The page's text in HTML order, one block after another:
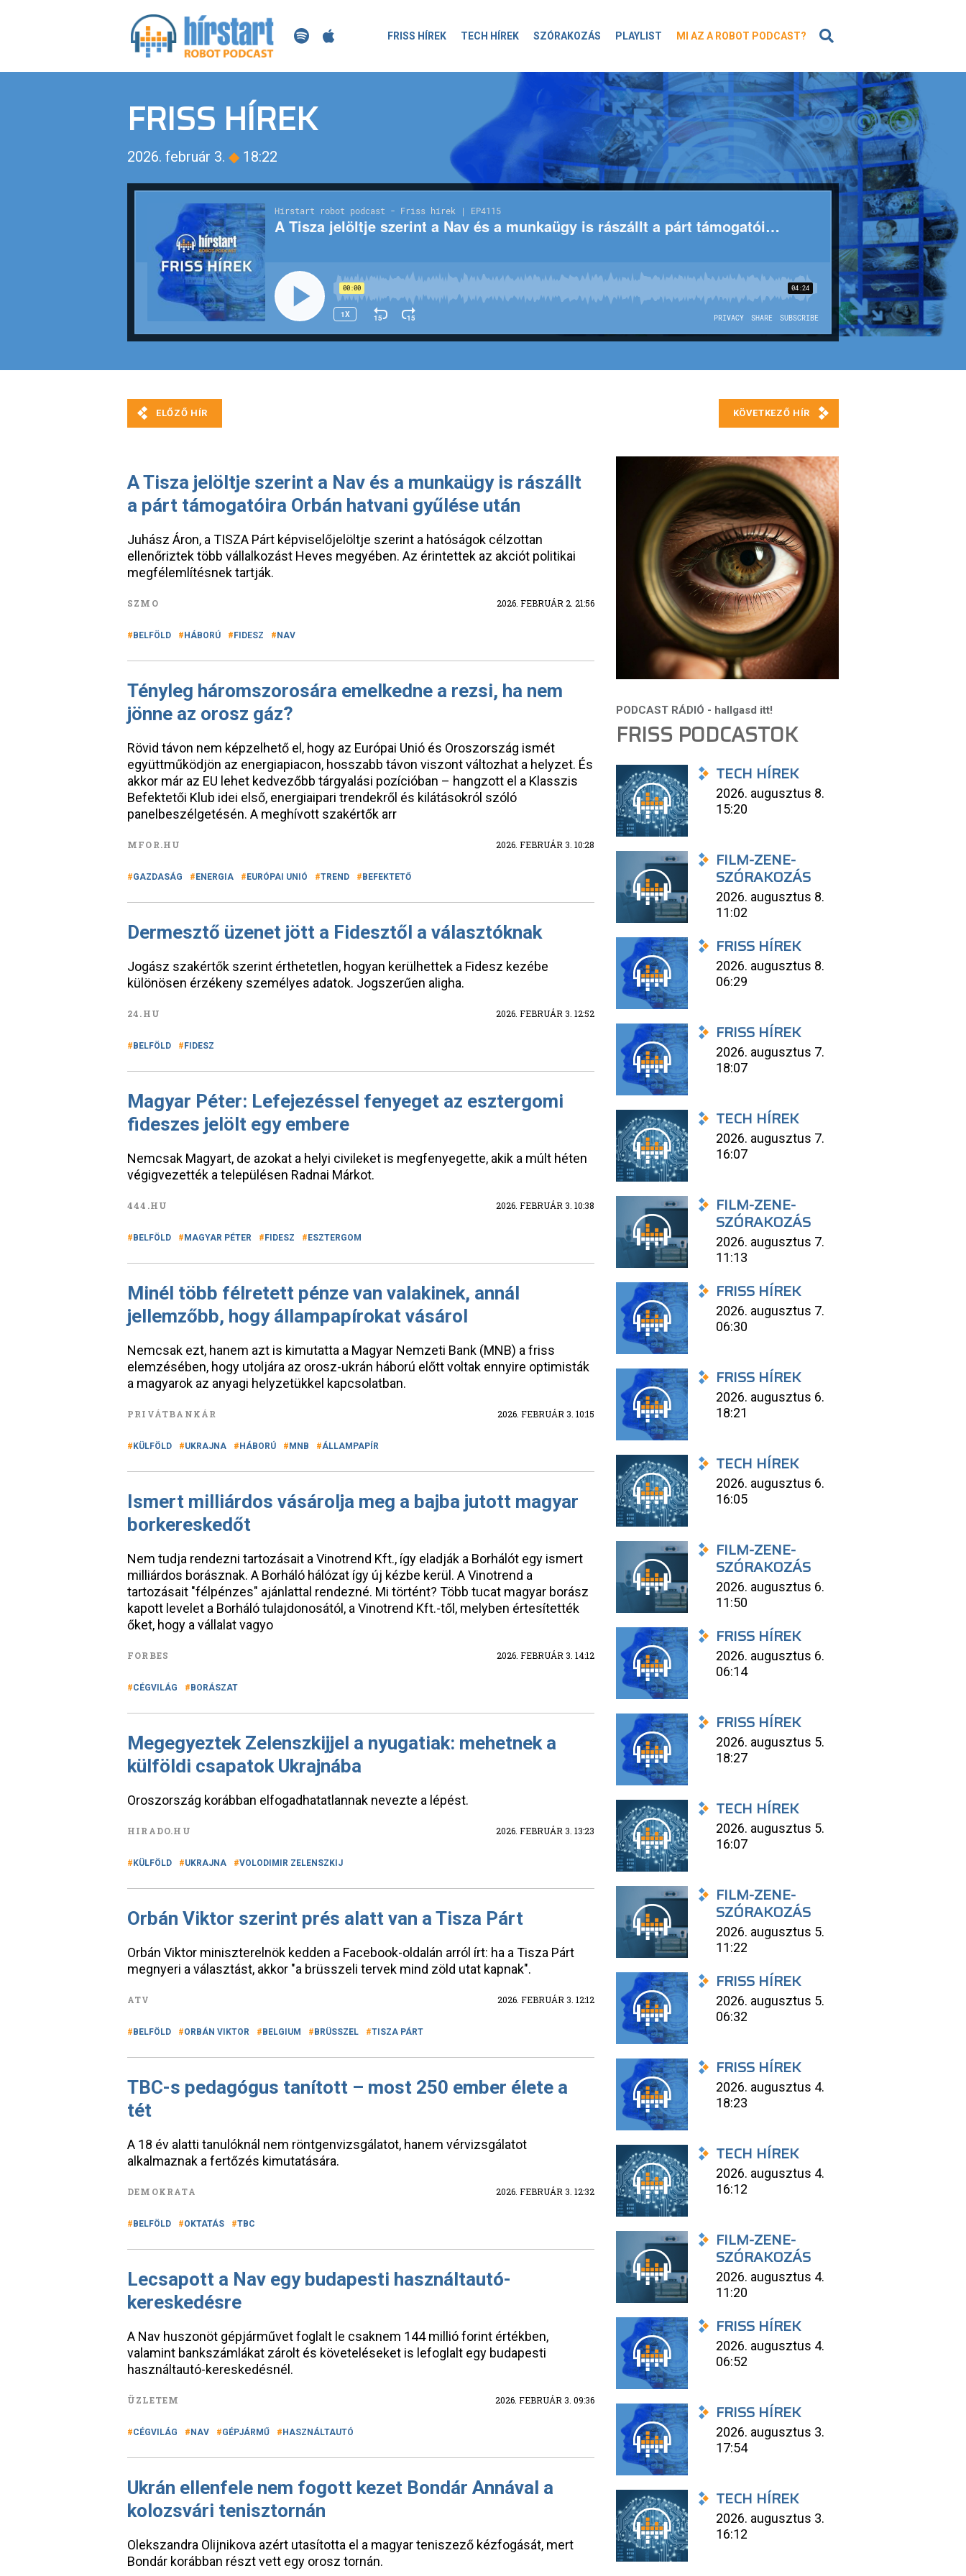
FRISS HÍREK TECH HÍREK SZÓRAKOZÁS PLAYLIST MI AZ A ROBOT PODCAST?
FRISS HÍREK
2026. február 3. ◆ 18:22
A Tisza jelöltje szerint a Nav és a munkaügy is rászállt
a párt támogatóira Orbán hatvani gyűlése után
Juhász Áron, a TISZA Párt képviselőjelöltje szerint a hatóságok célzottan
ellenőriztek több vállalkozást Heves megyében. Az érintettek az akciót politikai
megfélemlítésnek tartják.
SZMO 2026. FEBRUÁR 2. 21:56
BELFÖLD HÁBORÚ FIDESZ NAV
Tényleg háromszorosára emelkedne a rezsi, ha nem
jönne az orosz gáz?
Rövid távon nem képzelhető el, hogy az Európai Unió és Oroszország ismét
együttműködjön az energiapiacon, hosszabb távon viszont változhat a helyzet. És
akkor már az EU lehet kedvezőbb tárgyalási pozícióban – hangzott el a Klasszis
Befektetői Klub idei első, energiaipari trendekről és kilátásokról szóló
panelbeszélgetésén. A meghívott szakértők arr
MFOR.HU 2026. FEBRUÁR 3. 10:28
GAZDASÁG ENERGIA EURÓPAI UNIÓ TREND BEFEKTETŐ
Dermesztő üzenet jött a Fidesztől a választóknak
Jogász szakértők szerint érthetetlen, hogyan kerülhettek a Fidesz kezébe
különösen érzékeny személyes adatok. Jogszerűen aligha.
24.HU 2026. FEBRUÁR 3. 12:52
BELFÖLD FIDESZ
Magyar Péter: Lefejezéssel fenyeget az esztergomi
fideszes jelölt egy embere
Nemcsak Magyart, de azokat a helyi civileket is megfenyegette, akik a múlt héten
végigvezették a településen Radnai Márkot.
444.HU 2026. FEBRUÁR 3. 10:38
BELFÖLD MAGYAR PÉTER FIDESZ ESZTERGOM
Minél több félretett pénze van valakinek, annál
jellemzőbb, hogy állampapírokat vásárol
Nemcsak ezt, hanem azt is kimutatta a Magyar Nemzeti Bank (MNB) a friss
elemzésében, hogy utoljára az orosz-ukrán háború előtt voltak ennyire optimisták
a magyarok az anyagi helyzetükkel kapcsolatban.
PRIVÁTBANKÁR 2026. FEBRUÁR 3. 10:15
KÜLFÖLD UKRAJNA HÁBORÚ MNB ÁLLAMPAPÍR
Ismert milliárdos vásárolja meg a bajba jutott magyar
borkereskedőt
Nem tudja rendezni tartozásait a Vinotrend Kft., így eladják a Borhálót egy ismert
milliárdos borásznak. A Borháló hálózat így új kézbe kerül. A Vinotrend a
tartozásait "félpénzes" ajánlattal rendezné. Mi történt? Több tucat magyar borász
kapott levelet a Borháló tulajdonosától, a Vinotrend Kft.-től, melyben értesítették
őket, hogy a vállalat vagyo
FORBES 2026. FEBRUÁR 3. 14:12
CÉGVILÁG BORÁSZAT
Megegyeztek Zelenszkijjel a nyugatiak: mehetnek a
külföldi csapatok Ukrajnába
Oroszország korábban elfogadhatatlannak nevezte a lépést.
HIRADO.HU 2026. FEBRUÁR 3. 13:23
KÜLFÖLD UKRAJNA VOLODIMIR ZELENSZKIJ
Orbán Viktor szerint prés alatt van a Tisza Párt
Orbán Viktor miniszterelnök kedden a Facebook-oldalán arról írt: ha a Tisza Párt
megnyeri a választást, akkor "a brüsszeli tervek mind zöld utat kapnak".
ATV 2026. FEBRUÁR 3. 12:12
BELFÖLD ORBÁN VIKTOR BELGIUM BRÜSSZEL TISZA PÁRT
TBC-s pedagógus tanított – most 250 ember élete a
tét
A 18 év alatti tanulóknál nem röntgenvizsgálatot, hanem vérvizsgálatot
alkalmaznak a fertőzés kimutatására.
DEMOKRATA 2026. FEBRUÁR 3. 12:32
BELFÖLD OKTATÁS TBC
Lecsapott a Nav egy budapesti használtautó-
kereskedésre
A Nav huszonöt gépjárművet foglalt le csaknem 144 millió forint értékben,
valamint bankszámlákat zárolt és követeléseket is lefoglalt egy budapesti
használtautó-kereskedésnél.
ÜZLETEM 2026. FEBRUÁR 3. 09:36
CÉGVILÁG NAV GÉPJÁRMŰ HASZNÁLTAUTÓ
Ukrán ellenfele nem fogott kezet Bondár Annával a
kolozsvári tenisztornán
Olekszandra Olijnikova azért utasította el a magyar teniszező kézfogását, mert
Bondár korábban részt vett egy orosz tornán.
FRISS PODCASTOK
TECH HÍREK
2026. augusztus 8.
15:20
FILM-ZENE-
SZÓRAKOZÁS
2026. augusztus 8.
11:02
FRISS HÍREK
2026. augusztus 8.
06:29
FRISS HÍREK
2026. augusztus 7.
18:07
TECH HÍREK
2026. augusztus 7.
16:07
FILM-ZENE-
SZÓRAKOZÁS
2026. augusztus 7.
11:13
FRISS HÍREK
2026. augusztus 7.
06:30
FRISS HÍREK
2026. augusztus 6.
18:21
TECH HÍREK
2026. augusztus 6.
16:05
FILM-ZENE-
SZÓRAKOZÁS
2026. augusztus 6.
11:50
FRISS HÍREK
2026. augusztus 6.
06:14
FRISS HÍREK
2026. augusztus 5.
18:27
TECH HÍREK
2026. augusztus 5.
16:07
FILM-ZENE-
SZÓRAKOZÁS
2026. augusztus 5.
11:22
FRISS HÍREK
2026. augusztus 5.
06:32
FRISS HÍREK
2026. augusztus 4.
18:23
TECH HÍREK
2026. augusztus 4.
16:12
FILM-ZENE-
SZÓRAKOZÁS
2026. augusztus 4.
11:20
FRISS HÍREK
2026. augusztus 4.
06:52
FRISS HÍREK
2026. augusztus 3.
17:54
TECH HÍREK
2026. augusztus 3.
16:12